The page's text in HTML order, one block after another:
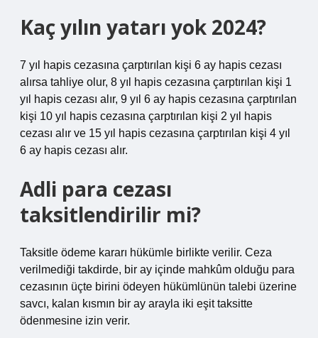
Kaç yılın yatarı yok 2024?
7 yıl hapis cezasına çarptırılan kişi 6 ay hapis cezası
alırsa tahliye olur, 8 yıl hapis cezasına çarptırılan kişi 1
yıl hapis cezası alır, 9 yıl 6 ay hapis cezasına çarptırılan
kişi 10 yıl hapis cezasına çarptırılan kişi 2 yıl hapis
cezası alır ve 15 yıl hapis cezasına çarptırılan kişi 4 yıl
6 ay hapis cezası alır.
Adli para cezası
taksitlendirilir mi?
Taksitle ödeme kararı hükümle birlikte verilir. Ceza
verilmediği takdirde, bir ay içinde mahkûm olduğu para
cezasının üçte birini ödeyen hükümlünün talebi üzerine
savcı, kalan kısmın bir ay arayla iki eşit taksitte
ödenmesine izin verir.